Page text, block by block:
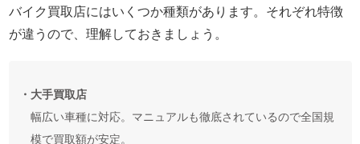
バイク買取店にはいくつか種類があります。それぞれ特徴
が違うので、理解しておきましょう。
・大手買取店
幅広い車種に対応。マニュアルも徹底されているので全国規
模で買取額が安定。